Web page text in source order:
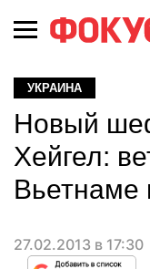
УКРАИНА
Новый
Хейгел:
Вьетнаме
27.02.2013 в 17:30